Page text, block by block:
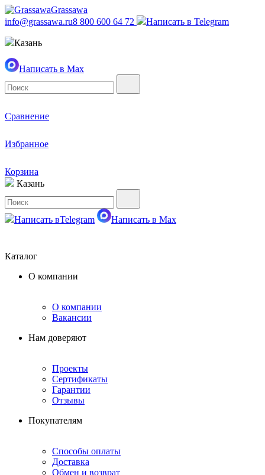
Grassawa
info@grassawa.ru8 800 600 64 72 Написать в Telegram
Казань
Написать в Max
Сравнение
Избранное
Корзина
Казань
Написать вTelegram Написать в Max
Каталог
О компании
О компании
Вакансии
Нам доверяют
Проекты
Сертификаты
Гарантии
Отзывы
Покупателям
Способы оплаты
Доставка
Обмен и возврат